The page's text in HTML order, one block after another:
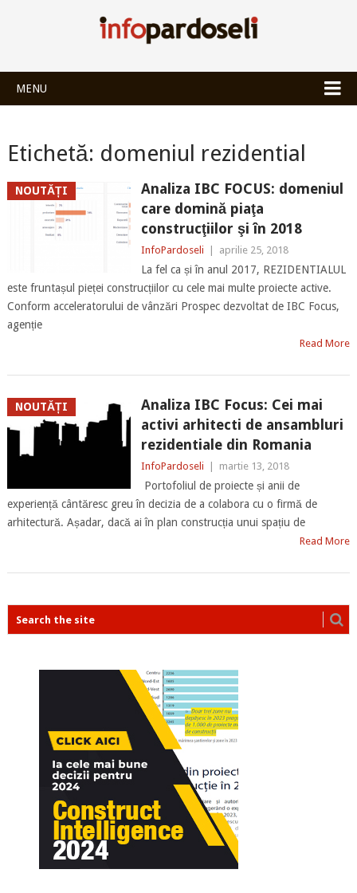
MENU
Etichetă: domeniul rezidential
NOUTĂȚI
Analiza IBC FOCUS: domeniul
care domină piaţa
construcţiilor şi în 2018
InfoPardoseli aprilie 25, 2018
La fel ca și în anul 2017, REZIDENTIALUL
este fruntașul pieței construcțiilor cu cele mai multe proiecte active.
Conform acceleratorului de vânzări Prospec dezvoltat de IBC Focus,
agenție
Read More
NOUTĂȚI
Analiza IBC Focus: Cei mai
activi arhitecti de ansambluri
rezidentiale din Romania
InfoPardoseli martie 13, 2018
Portofoliul de proiecte și anii de
experiență cântăresc greu în decizia de a colabora cu o firmă de
arhitectură. Așadar, dacă ai în plan construcția unui spațiu de
Read More
POSTS
NAVIGATION